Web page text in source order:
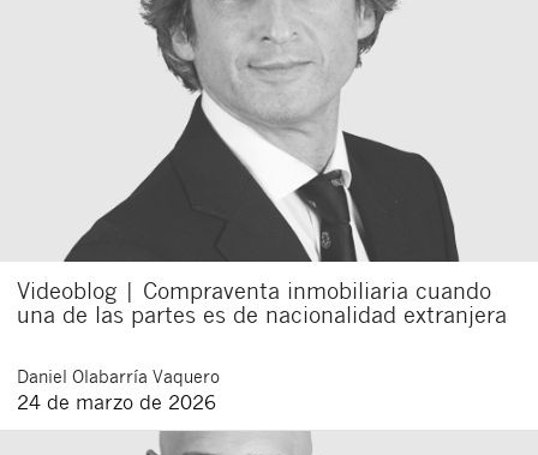
Videoblog | Compraventa inmobiliaria cuando
una de las partes es de nacionalidad extranjera
Daniel Olabarría Vaquero
24 de marzo de 2026